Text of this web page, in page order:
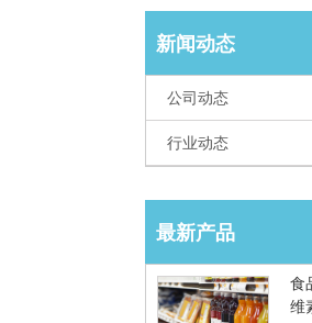
新闻动态
公司动态
行业动态
最新产品
食
维